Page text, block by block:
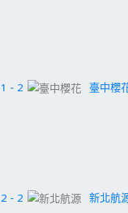
1 - 2 臺中櫻
2 - 2 新北航